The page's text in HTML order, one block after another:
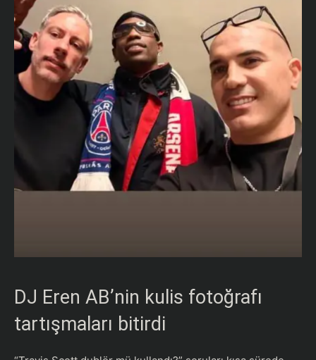
DJ Eren AB’nin kulis fotoğrafı
tartışmaları bitirdi